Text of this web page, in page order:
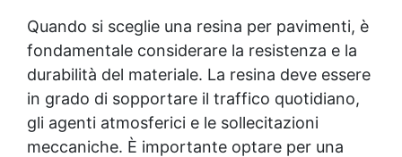
Quando si sceglie una resina per pavimenti, è
fondamentale considerare la resistenza e la
durabilità del materiale. La resina deve essere
in grado di sopportare il traffico quotidiano,
gli agenti atmosferici e le sollecitazioni
meccaniche. È importante optare per una